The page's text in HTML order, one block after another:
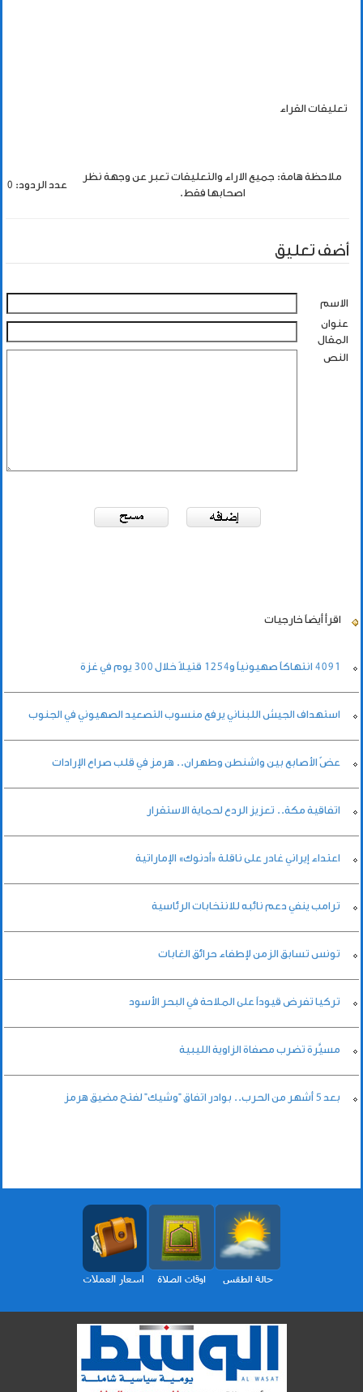
تعليقات القراء
ملاحظة هامة: جميع الاراء والتعليقات تعبر عن وجهة نظر
اصحابها فقط.
عدد الردود: 0
أضف تعليق
الاسم
عنوان
المقال
النص
اقرأ أيضاً خارجيات
4091 انتهاكاً صهيونياً و1254 قتيلاً خلال 300 يوم في غزة
استهداف الجيش اللبناني يرفع منسوب التصعيد الصهيوني في الجنوب
عضّ الأصابع بين واشنطن وطهران.. هرمز في قلب صراع الإرادات
اتفاقية مكة.. تعزيز الردع لحماية الاستقرار
اعتداء إيراني غادر على ناقلة «أدنوك» الإماراتية
ترامب ينفي دعم نائبه للانتخابات الرئاسية
تونس تسابق الزمن لإطفاء حرائق الغابات
تركيا تفرض قيوداً على الملاحة في البحر الأسود
مسيَّرة تضرب مصفاة الزاوية الليبية
بعد 5 أشهر من الحرب.. بوادر اتفاق "وشيك" لفتح مضيق هرمز